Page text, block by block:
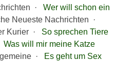
·
Wer will schon ein
Neueste Nachrichten ·
Kurier ·
So sprechen Tiere
Was will mir meine Katze
·
Es geht um Sex